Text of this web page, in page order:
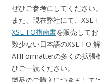
ぜひご参考にしてください。
また、現在弊社にて、XSL-
XSL-FO指南書を販売してお
数少ない日本語のXSL-FO 解
AHFormatterの多くの拡張
ひご一読ください。
製品のご購入につきまして